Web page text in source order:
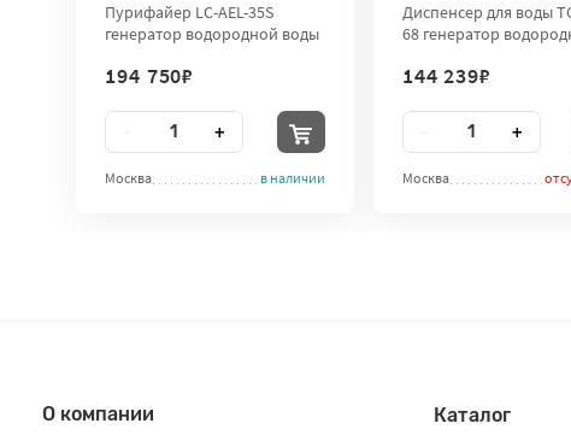
Пурифайер LC-AEL-35S
генератор водородной воды
194 750₽
Количество +
Москва в наличии
Диспенсер для воды
68 генератор
144 239₽
Количество +
Москва
О компании Каталог